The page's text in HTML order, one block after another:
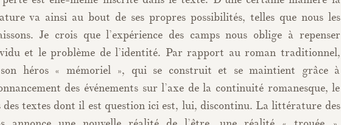
va ainsi au bout de ses propres possibilités, telles que nous les
Je crois que l’expérience des camps nous oblige à repenser
et le problème de l’identité. Par rapport au roman traditionnel,
son héros « mémoriel », qui se construit et se maintient grâce à
des événements sur l’axe de la continuité romanesque, le
des textes dont il est question ici est, lui, discontinu. La littérature des